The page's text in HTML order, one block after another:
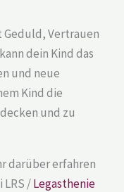
Geduld, Vertrauen
dein Kind das
und neue
Kind die
und zu
darüber erfahren
/Legasthenie